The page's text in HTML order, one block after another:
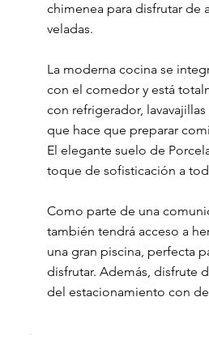
chimenea para disfrutar de
veladas.
La moderna cocina se
con el comedor y está
con refrigerador,
que hace que preparar
El elegante suelo de
toque de sofisticación a
Como parte de una
también tendrá acceso a
una gran piscina, perfecta
disfrutar. Además, disfrute
del estacionamiento con